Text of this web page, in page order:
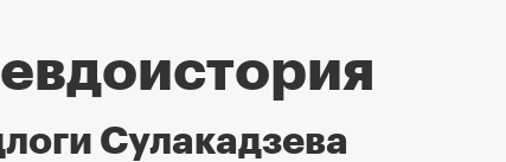
Сулакадзева